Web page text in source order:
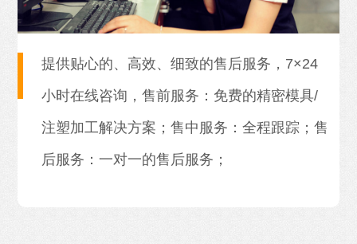
提供贴心的、高效、细致的售后服务，7×24
小时在线咨询，售前服务：免费的精密模具/
注塑加工解决方案；售中服务：全程跟踪；售
后服务：一对一的售后服务；